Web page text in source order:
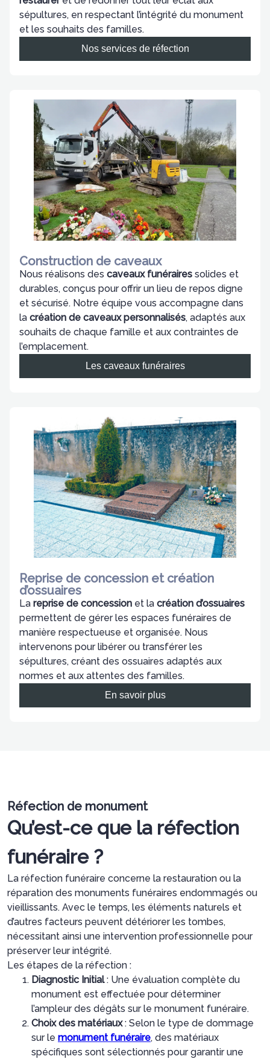
sépultures, en respectant l’intégrité du monument
et les souhaits des familles.
Nos services de réfection
Construction de caveaux
Nous réalisons des caveaux funéraires solides et
durables, conçus pour offrir un lieu de repos digne
et sécurisé. Notre équipe vous accompagne dans
la création de caveaux personnalisés, adaptés aux
souhaits de chaque famille et aux contraintes de
l’emplacement.
Les caveaux funéraires
Reprise de concession et création
d’ossuaires
La reprise de concession et la création d’ossuaires
permettent de gérer les espaces funéraires de
manière respectueuse et organisée. Nous
intervenons pour libérer ou transférer les
sépultures, créant des ossuaires adaptés aux
normes et aux attentes des familles.
En savoir plus
Réfection de monument
Qu’est-ce que la réfection
funéraire ?
La réfection funéraire concerne la restauration ou la
réparation des monuments funéraires endommagés ou
vieillissants. Avec le temps, les éléments naturels et
d’autres facteurs peuvent détériorer les tombes,
nécessitant ainsi une intervention professionnelle pour
préserver leur intégrité.
Les étapes de la réfection :
Diagnostic Initial: Une évaluation complète du
monument est effectuée pour déterminer
l’ampleur des dégâts sur le monument funéraire.
Choix des matériaux: Selon le type de dommage
sur le monument funéraire, des matériaux
spécifiques sont sélectionnés pour garantir une